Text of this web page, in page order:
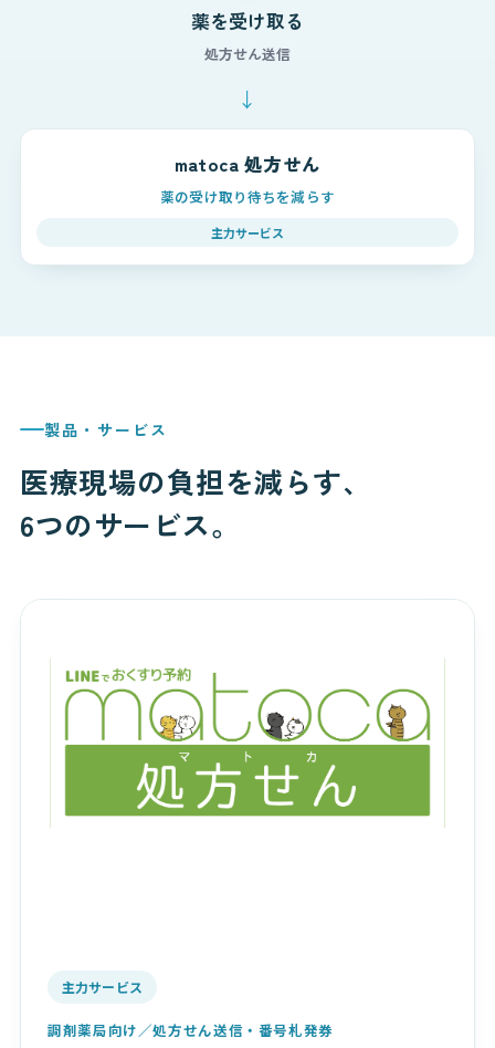
薬を受け取る
処方せん送信
↓
matoca 処方せん
薬の受け取り待ちを減らす
主力サービス
製品・サービス
医療現場の負担を減らす、
6つのサービス。
主力サービス
調剤薬局向け／処方せん送信・番号札発券